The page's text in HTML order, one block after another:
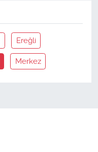
Ereğli
Merkez